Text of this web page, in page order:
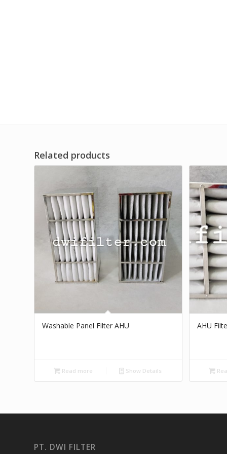
Related products
Washable Panel Filter AHU
Read more Show Details
AHU
PT. DWI FILTER